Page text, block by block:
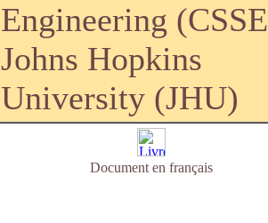
Engineering
Johns Hopkins
University (JHU)
Document en français